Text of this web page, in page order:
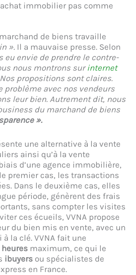
immobilier pas comme
de biens travaille
». Il a mauvaise presse. Selon
eu envie de prendre le contre-
nous montrons sur internet
propositions sont claires.
problème avec nos vendeurs
leur bien. Autrement dit, nous
du marchand de biens
».
une alternative à la vente
ainsi qu’à la vente
d’une agence immobilière,
premier cas, les transactions
Dans le deuxième cas, elles
période, génèrent des frais
sans compter les visites
ces écueils, VVNA propose
du bien mis en vente, avec un
la clé. VVNA fait une
maximum, ce qui le
ibuyers ou spécialistes de
en France.